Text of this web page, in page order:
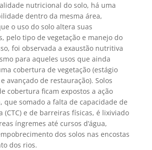
nutricional do solo, há uma
dentro da mesma área,
o uso do solo altera suas
pelo tipo de vegetação e manejo do
foi observada a exaustão nutritiva
para aqueles usos que ainda
cobertura de vegetação (estágio
avançado de restauração). Solos
cobertura ficam expostos a ação
que somado a falta de capacidade de
(CTC) e de barreiras físicas, é lixiviado
íngremes até cursos d’água,
dos solos nas encostas
dos rios.